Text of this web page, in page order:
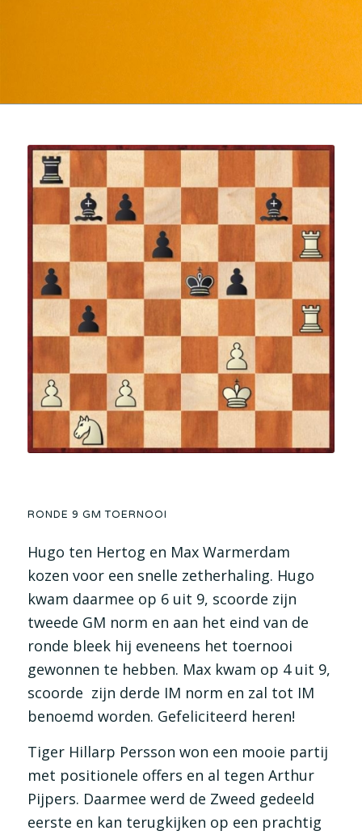
RONDE 9 GM TOERNOOI
Hugo ten Hertog en Max Warmerdam
kozen voor een snelle zetherhaling. Hugo
kwam daarmee op 6 uit 9, scoorde zijn
tweede GM norm en aan het eind van de
ronde bleek hij eveneens het toernooi
gewonnen te hebben. Max kwam op 4 uit 9,
scoorde zijn derde IM norm en zal tot IM
benoemd worden. Gefeliciteerd heren!
Tiger Hillarp Persson won een mooie partij
met positionele offers en al tegen Arthur
Pijpers. Daarmee werd de Zweed gedeeld
eerste en kan terugkijken op een prachtig